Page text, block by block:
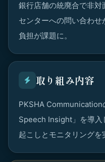
銀行店舗の統廃合で非対
センターへの問い合わ
負担が課題に。
取り組み内容
PKSHA Communication
Speech Insight」を導入
起こしとモニタリングを